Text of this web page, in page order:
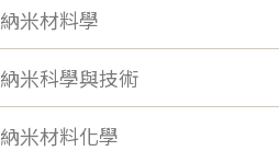
納米材料學
納米科學與技術
納米材料化學